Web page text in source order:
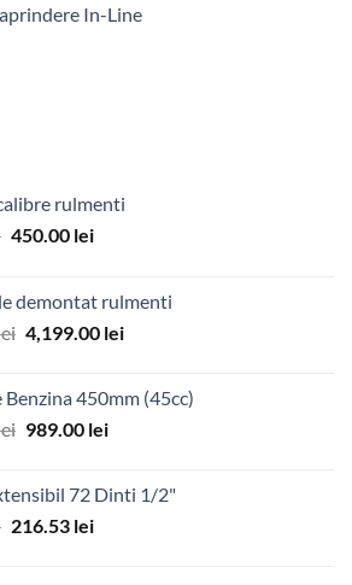
In-Line
rulmenti
Prețul
fost:
936.79 lei.
450.00 leiPrețul
450.00 lei.
demontat rulmenti
Prețul
fost:
7,894.96 lei.
4,199.00 leiPrețul
4,199.00 lei.
Benzina 450mm (45cc)
Prețul
fost:
2,164.21 lei.
989.00 leiPrețul
989.00 lei.
72 Dinti 1/2"
Prețul
216.53 leiPrețul